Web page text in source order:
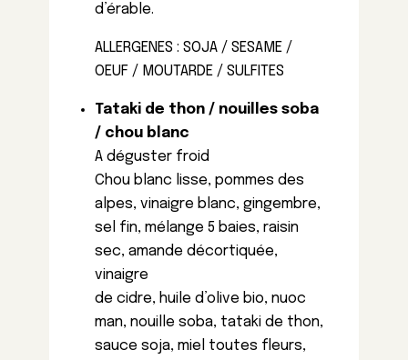
d’érable.
ALLERGENES : SOJA / SESAME /
OEUF / MOUTARDE / SULFITES
Tataki de thon / nouilles soba
/ chou blanc
A déguster froid
Chou blanc lisse, pommes des
alpes, vinaigre blanc, gingembre,
sel fin, mélange 5 baies, raisin
sec, amande décortiquée,
vinaigre
de cidre, huile d’olive bio, nuoc
man, nouille soba, tataki de thon,
sauce soja, miel toutes fleurs,